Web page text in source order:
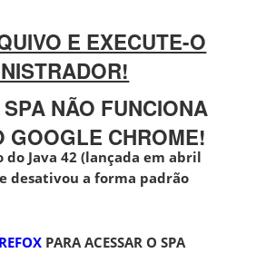
E EXECUTE-O
NÃO FUNCIONA
GOOGLE CHROME!
do Java 42 (lançada em abril
desativou a forma padrão
PARA ACESSAR O SPA